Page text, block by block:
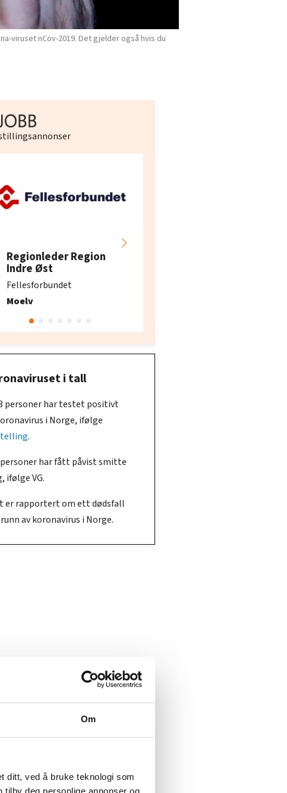
Om
ditt, ved å bruke teknologi som
tilby deg personlige annonser og
viruset nCov-2019. Det gjelder også hvis du
Regionleder Region
Indre Øst
Fellesforbundet
Moelv
i tall
personer har testet positivt
i Norge, ifølge
telling.
personer har fått påvist smitte
ifølge VG.
er rapportert om ett dødsfall
av koronavirus i Norge.